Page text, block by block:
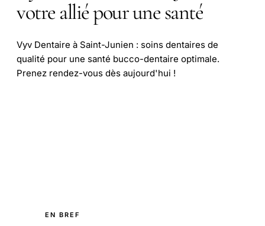
votre allié pour une santé
Vyv Dentaire à Saint-Junien : soins dentaires de
qualité pour une santé bucco-dentaire optimale.
Prenez rendez-vous dès aujourd'hui !
EN BREF